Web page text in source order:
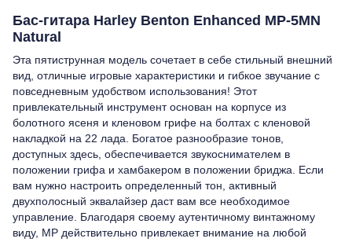
Бас-гитара Harley Benton Enhanced MP-5MN
Natural
Эта пятиструнная модель сочетает в себе стильный внешний
вид, отличные игровые характеристики и гибкое звучание с
повседневным удобством использования! Этот
привлекательный инструмент основан на корпусе из
болотного ясеня и кленовом грифе на болтах с кленовой
накладкой на 22 лада. Богатое разнообразие тонов,
доступных здесь, обеспечивается звукоснимателем в
положении грифа и хамбакером в положении бриджа. Если
вам нужно настроить определенный тон, активный
двухполосный эквалайзер даст вам все необходимое
управление. Благодаря своему аутентичному винтажному
виду, MP действительно привлекает внимание на любой